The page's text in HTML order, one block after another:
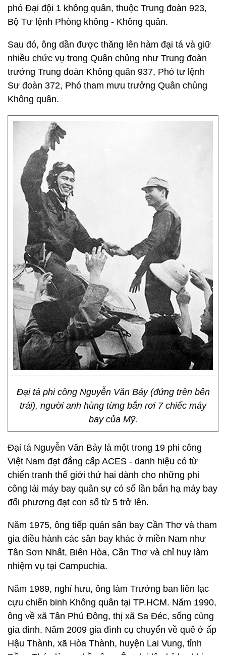
phó Đại đội 1 không quân, thuộc Trung đoàn 923,
Bộ Tư lệnh Phòng không - Không quân.
Sau đó, ông dần được thăng lên hàm đại tá và giữ
nhiều chức vụ trong Quân chủng như Trung đoàn
trưởng Trung đoàn Không quân 937, Phó tư lệnh
Sư đoàn 372, Phó tham mưu trưởng Quân chủng
Không quân.
Đại tá phi công Nguyễn Văn Bảy (đứng trên bên
trái), người anh hùng từng bắn rơi 7 chiếc máy
bay của Mỹ.
Đại tá Nguyễn Văn Bảy là một trong 19 phi công
Việt Nam đạt đẳng cấp ACES - danh hiệu có từ
chiến tranh thế giới thứ hai dành cho những phi
công lái máy bay quân sự có số lần bắn hạ máy bay
đối phương đạt con số từ 5 trở lên.
Năm 1975, ông tiếp quản sân bay Cần Thơ và tham
gia điều hành các sân bay khác ở miền Nam như
Tân Sơn Nhất, Biên Hòa, Cần Thơ và chỉ huy làm
nhiệm vụ tại Campuchia.
Năm 1989, nghỉ hưu, ông làm Trưởng ban liên lạc
cựu chiến binh Không quân tại TP.HCM. Năm 1990,
ông về xã Tân Phú Đông, thị xã Sa Đéc, sống cùng
gia đình. Năm 2009 gia đình cụ chuyển về quê ở ấp
Hậu Thành, xã Hòa Thành, huyện Lai Vung, tỉnh